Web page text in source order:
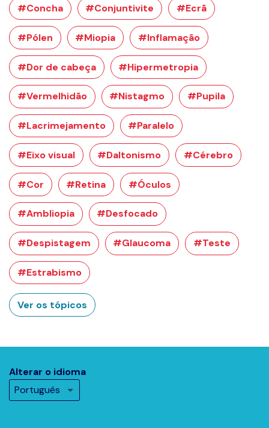
#Concha #Conjuntivite #Ecrã
#Pólen #Miopia #Inflamação
#Dor de cabeça #Hipermetropia
#Vermelhidão #Nistagmo #Pupila
#Lacrimejamento #Paralelo
#Eixo visual #Daltonismo #Cérebro
#Cor #Retina #Óculos
#Ambliopia #Desfocado
#Despistagem #Glaucoma #Teste
#Estrabismo
Ver os tópicos
Alterar o idioma